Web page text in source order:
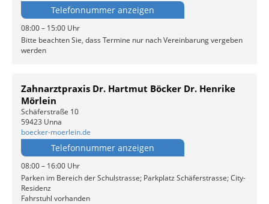
Telefonnummer anzeigen
08:00 – 15:00 Uhr
Bitte beachten Sie, dass Termine nur nach Vereinbarung vergeben
werden
Zahnarztpraxis Dr. Hartmut Böcker Dr. Henrike
Mörlein
Schäferstraße 10
59423 Unna
boecker-moerlein.de
Telefonnummer anzeigen
08:00 – 16:00 Uhr
Parken im Bereich der Schulstrasse; Parkplatz Schäferstrasse; City-
Residenz
Fahrstuhl vorhanden